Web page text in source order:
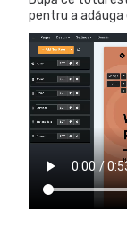
pentru a